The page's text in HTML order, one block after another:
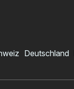
Deutschland